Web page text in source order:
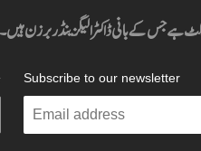
ہے جس کے بانی ڈاکٹر الیگزینڈر برزن ہیں۔
Subscribe to our newsletter
Enter